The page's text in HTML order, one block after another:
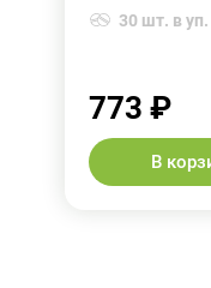
30 шт. в уп.
773 ₽
В